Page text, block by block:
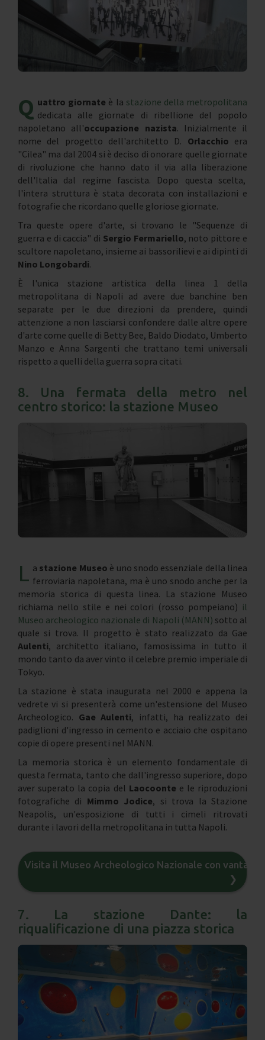
Q uattro giornate è la stazione della metropolitana
dedicata alle giornate di ribellione del popolo
napoletano all'occupazione nazista. Inizialmente il
nome del progetto dell'architetto D. Orlacchio era
"Cilea" ma dal 2004 si è deciso di onorare quelle giornate
di rivoluzione che hanno dato il via alla liberazione
dell'Italia dal regime fascista. Dopo questa scelta,
l'intera struttura è stata decorata con installazioni e
fotografie che ricordano quelle gloriose giornate.
Tra queste opere d'arte, si trovano le "Sequenze di
guerra e di caccia" di Sergio Fermariello, noto pittore e
scultore napoletano, insieme ai bassorilievi e ai dipinti di
Nino Longobardi.
È l'unica stazione artistica della linea 1 della
metropolitana di Napoli ad avere due banchine ben
separate per le due direzioni da prendere, quindi
attenzione a non lasciarsi confondere dalle altre opere
d'arte come quelle di Betty Bee, Baldo Diodato, Umberto
Manzo e Anna Sargenti che trattano temi universali
rispetto a quelli della guerra sopra citati.
8. Una fermata della metro nel
centro storico: la stazione Museo
L a stazione Museo è uno snodo essenziale della linea
ferroviaria napoletana, ma è uno snodo anche per la
memoria storica di questa linea. La stazione Museo
richiama nello stile e nei colori (rosso pompeiano) il
Museo archeologico nazionale di Napoli (MANN) sotto al
quale si trova. Il progetto è stato realizzato da Gae
Aulenti, architetto italiano, famosissima in tutto il
mondo tanto da aver vinto il celebre premio imperiale di
Tokyo.
La stazione è stata inaugurata nel 2000 e appena la
vedrete vi si presenterà come un'estensione del Museo
Archeologico. Gae Aulenti, infatti, ha realizzato dei
padiglioni d'ingresso in cemento e acciaio che ospitano
copie di opere presenti nel MANN.
La memoria storica è un elemento fondamentale di
questa fermata, tanto che dall'ingresso superiore, dopo
aver superato la copia del Laocoonte e le riproduzioni
fotografiche di Mimmo Jodice, si trova la Stazione
Neapolis, un'esposizione di tutti i cimeli ritrovati
durante i lavori della metropolitana in tutta Napoli.
Visita il Museo Archeologico Nazionale con
❯
7. La stazione Dante: la
riqualificazione di una piazza storica